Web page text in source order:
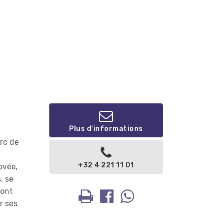
de
se
ses
Plus d'informations
+32 4 221 11 01